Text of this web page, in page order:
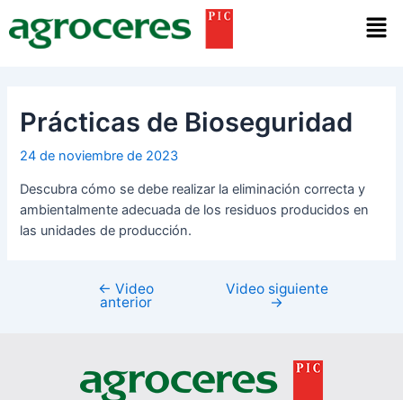
contenido
Prácticas de Bioseguridad
24 de noviembre de 2023
Descubra cómo se debe realizar la eliminación correcta y
ambientalmente adecuada de los residuos producidos en
las unidades de producción.
de
entradas
← Video
anterior
Video siguiente
→